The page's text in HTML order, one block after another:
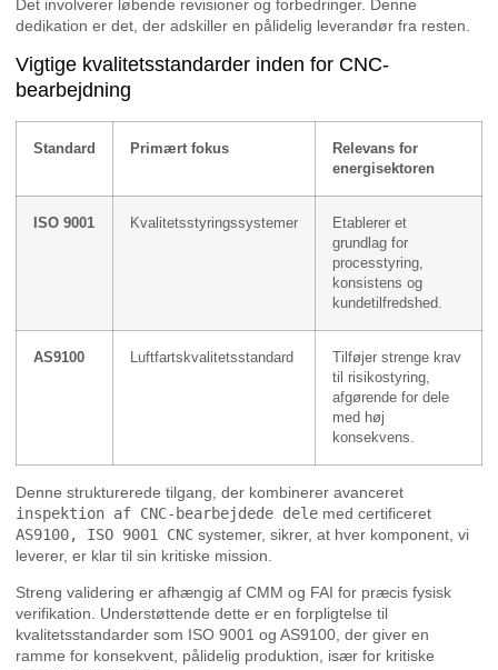
Det involverer løbende revisioner og forbedringer. Denne
dedikation er det, der adskiller en pålidelig leverandør fra resten.
Vigtige kvalitetsstandarder inden for CNC-
bearbejdning
Standard Primært fokus
Relevans for
energisektoren
ISO 9001 Kvalitetsstyringssystemer
Etablerer et
grundlag for
processtyring,
konsistens og
kundetilfredshed.
AS9100 Luftfartskvalitetsstandard
Tilføjer strenge krav
til risikostyring,
afgørende for dele
med høj
konsekvens.
Denne strukturerede tilgang, der kombinerer avanceret
inspektion af CNC-bearbejdede dele med certificeret
AS9100, ISO 9001 CNC systemer, sikrer, at hver komponent, vi
leverer, er klar til sin kritiske mission.
Streng validering er afhængig af CMM og FAI for præcis fysisk
verifikation. Understøttende dette er en forpligtelse til
kvalitetsstandarder som ISO 9001 og AS9100, der giver en
ramme for konsekvent, pålidelig produktion, især for kritiske